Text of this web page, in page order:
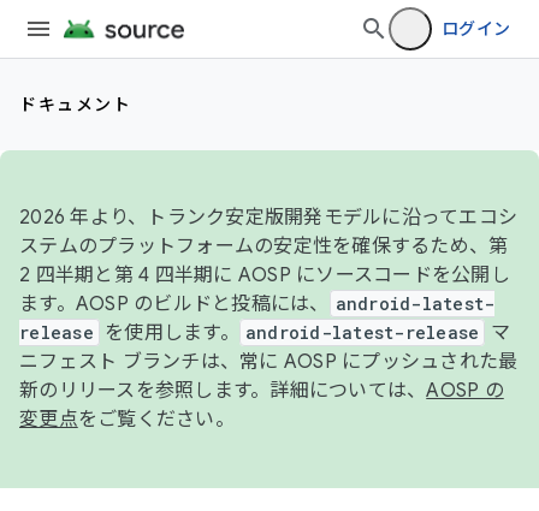
ログイン
ドキュメント
2026 年より、トランク安定版開発モデルに沿ってエコシ
ステムのプラットフォームの安定性を確保するため、第
2 四半期と第 4 四半期に AOSP にソースコードを公開し
ます。AOSP のビルドと投稿には、
android-latest-
release
を使用します。 android-latest-release
マ
ニフェスト ブランチは、常に AOSP にプッシュされた最
新のリリースを参照します。詳細については、AOSP の
変更点をご覧ください。